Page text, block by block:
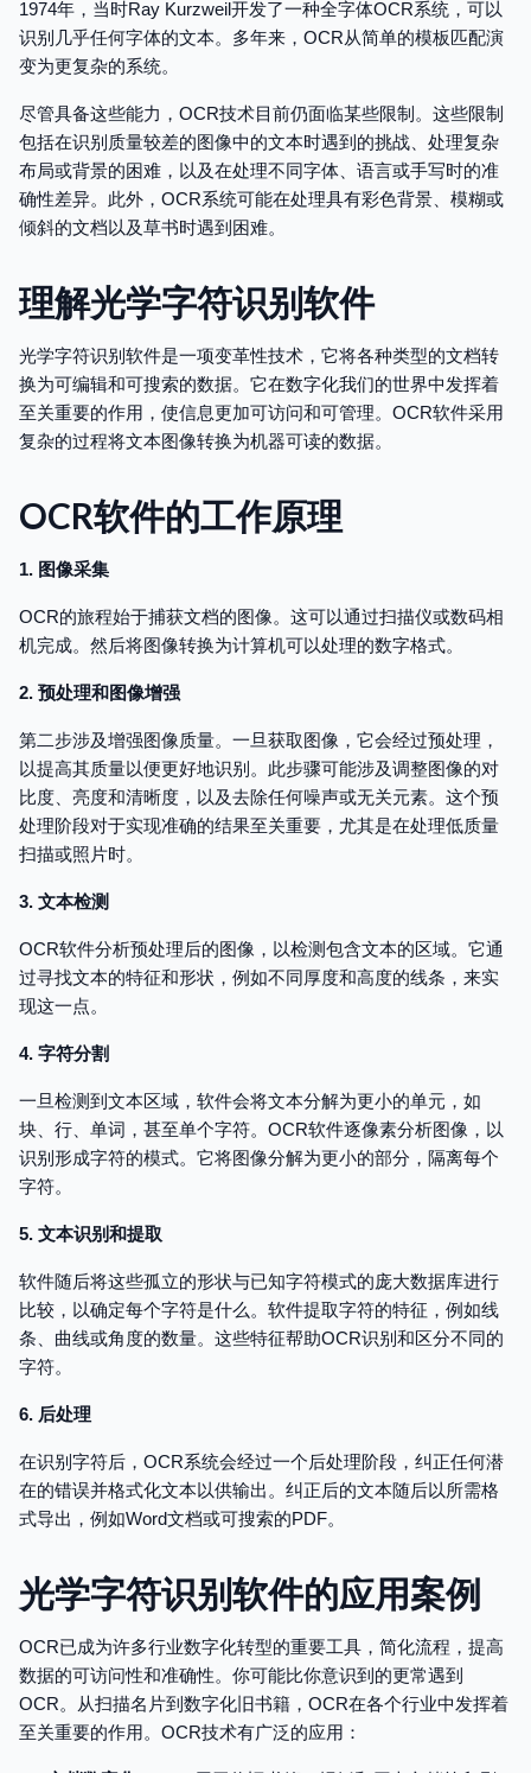
1974年，当时Ray Kurzweil开发了一种全字体OCR系统，可以
识别几乎任何字体的文本。多年来，OCR从简单的模板匹配演
变为更复杂的系统。
尽管具备这些能力，OCR技术目前仍面临某些限制。这些限制
包括在识别质量较差的图像中的文本时遇到的挑战、处理复杂
布局或背景的困难，以及在处理不同字体、语言或手写时的准
确性差异。此外，OCR系统可能在处理具有彩色背景、模糊或
倾斜的文档以及草书时遇到困难。
理解光学字符识别软件
光学字符识别软件是一项变革性技术，它将各种类型的文档转
换为可编辑和可搜索的数据。它在数字化我们的世界中发挥着
至关重要的作用，使信息更加可访问和可管理。OCR软件采用
复杂的过程将文本图像转换为机器可读的数据。
OCR软件的工作原理
1. 图像采集
OCR的旅程始于捕获文档的图像。这可以通过扫描仪或数码相
机完成。然后将图像转换为计算机可以处理的数字格式。
2. 预处理和图像增强
第二步涉及增强图像质量。一旦获取图像，它会经过预处理，
以提高其质量以便更好地识别。此步骤可能涉及调整图像的对
比度、亮度和清晰度，以及去除任何噪声或无关元素。这个预
处理阶段对于实现准确的结果至关重要，尤其是在处理低质量
扫描或照片时。
3. 文本检测
OCR软件分析预处理后的图像，以检测包含文本的区域。它通
过寻找文本的特征和形状，例如不同厚度和高度的线条，来实
现这一点。
4. 字符分割
一旦检测到文本区域，软件会将文本分解为更小的单元，如
块、行、单词，甚至单个字符。OCR软件逐像素分析图像，以
识别形成字符的模式。它将图像分解为更小的部分，隔离每个
字符。
5. 文本识别和提取
软件随后将这些孤立的形状与已知字符模式的庞大数据库进行
比较，以确定每个字符是什么。软件提取字符的特征，例如线
条、曲线或角度的数量。这些特征帮助OCR识别和区分不同的
字符。
6. 后处理
在识别字符后，OCR系统会经过一个后处理阶段，纠正任何潜
在的错误并格式化文本以供输出。纠正后的文本随后以所需格
式导出，例如Word文档或可搜索的PDF。
光学字符识别软件的应用案例
OCR已成为许多行业数字化转型的重要工具，简化流程，提高
数据的可访问性和准确性。你可能比你意识到的更常遇到
OCR。从扫描名片到数字化旧书籍，OCR在各个行业中发挥着
至关重要的作用。OCR技术有广泛的应用：